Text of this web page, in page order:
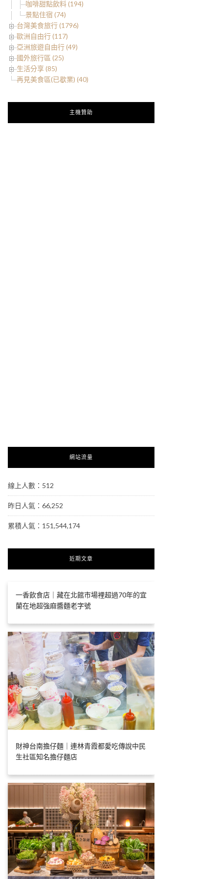
咖啡甜點飲料 (194)
景點住宿 (74)
台灣美食旅行 (1796)
歐洲自由行 (117)
亞洲旅遊自由行 (49)
國外旅行區 (25)
生活分享 (85)
再見美食區(已歇業) (40)
主機贊助
網站流量
線上人數：512
昨日人氣：66,252
累積人氣：151,544,174
近期文章
一香飲食店｜藏在北館市場裡超過70年的宜
蘭在地超強麻醬麵老字號
財神台南擔仔麵｜連林青霞都愛吃傳說中民
生社區知名擔仔麵店